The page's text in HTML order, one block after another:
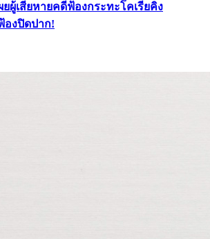
ผู้เสียหายคดีฟ้องกระทะโคเรียคิง
องปิดปาก!